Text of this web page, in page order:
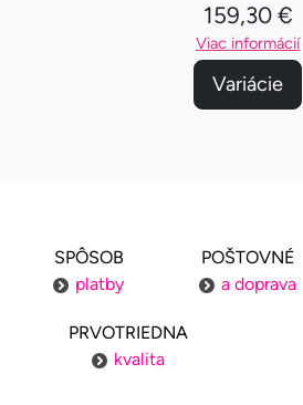
159,30 €
Viac informácií
Variácie
SPÔSOB
platby
POŠTOVNÉ
a doprava
PRVOTRIEDNA
kvalita